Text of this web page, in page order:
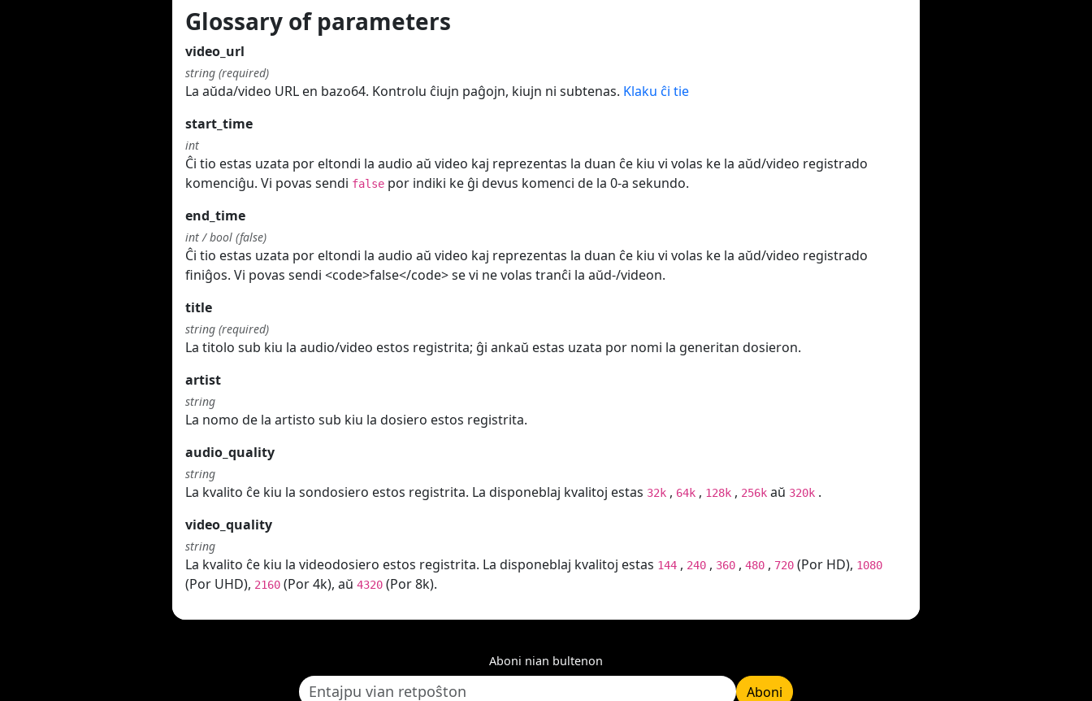
Glossary of parameters
video_url
string (required)
La aŭda/video URL en bazo64. Kontrolu ĉiujn paĝojn, kiujn ni subtenas. Klaku ĉi tie
start_time
int
Ĉi tio estas uzata por eltondi la audio aŭ video kaj reprezentas la duan ĉe kiu vi volas ke la aŭd/video registrado
komenciĝu. Vi povas sendi false por indiki ke ĝi devus komenci de la 0-a sekundo.
end_time
int / bool (false)
Ĉi tio estas uzata por eltondi la audio aŭ video kaj reprezentas la duan ĉe kiu vi volas ke la aŭd/video registrado
finiĝos. Vi povas sendi <code>false</code> se vi ne volas tranĉi la aŭd-/videon.
title
string (required)
La titolo sub kiu la audio/video estos registrita; ĝi ankaŭ estas uzata por nomi la generitan dosieron.
artist
string
La nomo de la artisto sub kiu la dosiero estos registrita.
audio_quality
string
La kvalito ĉe kiu la sondosiero estos registrita. La disponeblaj kvalitoj estas 32k , 64k , 128k , 256k aŭ 320k .
video_quality
string
La kvalito ĉe kiu la videodosiero estos registrita. La disponeblaj kvalitoj estas 144 , 240 , 360 , 480 , 720 (Por HD), 1080
(Por UHD), 2160 (Por 4k), aŭ 4320 (Por 8k).
Aboni nian bultenon
Aboni